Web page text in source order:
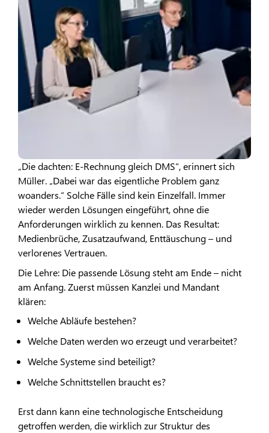
„Die dachten: E-Rechnung gleich DMS“, erinnert sich
Müller. „Dabei war das eigentliche Problem ganz
woanders.“ Solche Fälle sind kein Einzelfall. Immer
wieder werden Lösungen eingeführt, ohne die
Anforderungen wirklich zu kennen. Das Resultat:
Medienbrüche, Zusatzaufwand, Enttäuschung – und
verlorenes Vertrauen.
Die Lehre: Die passende Lösung steht am Ende – nicht
am Anfang. Zuerst müssen Kanzlei und Mandant
klären:
Welche Abläufe bestehen?
Welche Daten werden wo erzeugt und verarbeitet?
Welche Systeme sind beteiligt?
Welche Schnittstellen braucht es?
Erst dann kann eine technologische Entscheidung
getroffen werden, die wirklich zur Struktur des